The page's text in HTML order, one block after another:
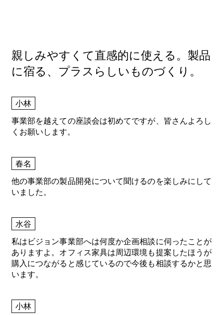
親しみやすくて直感的に使える。 製品
に宿る、プラスらしいものづくり。
小林
事業部を越えての座談会は初めてですが、皆さんよろし
くお願いします。
春名
他の事業部の製品開発について聞けるのを楽しみにして
いました。
水谷
私はビジョン事業部へは何度か企画相談に伺ったことが
ありますよ。オフィス家具は周辺環境も提案したほうが
購入につながると感じているので今後も相談するかと思
います。
小林